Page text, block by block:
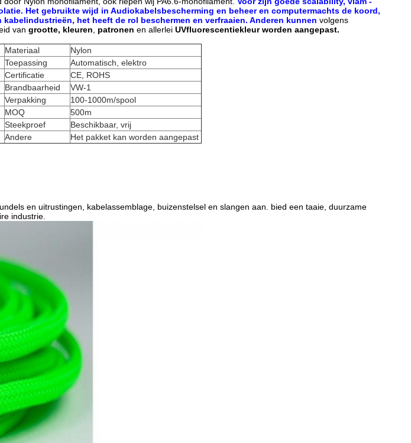
Het gebruikte wijd in Audiokabelsbescherming en beheer en computermachts de koord,
het heeft de rol beschermen en verfraaien. Anderen kunnen volgens
van grootte, kleuren patronen en allerlei UVfluorescentiekleur worden aangepast.
Materiaal
Nylon
Toepassing
Automatisch, elektro
Certificatie
CE, ROHS
Brandbaarheid
VW-1
Verpakking
100-1000m/spool
MOQ
500m
Steekproef
Beschikbaar, vrij
Andere Het pakket kan worden aangepast
en uitrustingen, kabelassemblage, buizenstelsel en slangen aan. bied een taaie, duurzame
industrie.